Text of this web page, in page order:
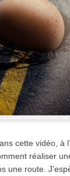
cette vidéo, à
réaliser
une route.